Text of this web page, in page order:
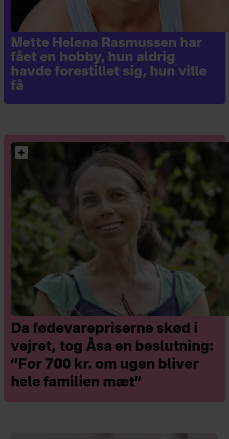
Mette Helena Rasmussen har
fået en hobby, hun aldrig
havde forestillet sig, hun ville
få
Da fødevarepriserne skød i
vejret, tog Åsa en beslutning:
”For 700 kr. om ugen bliver
hele familien mæt”